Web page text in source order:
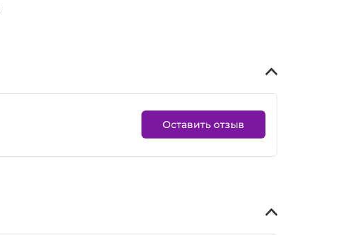
Оставить отзыв